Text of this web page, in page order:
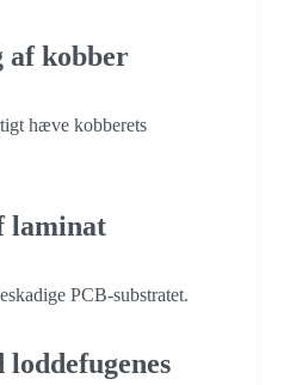
af kobber
hæve kobberets
laminat
PCB-substratet.